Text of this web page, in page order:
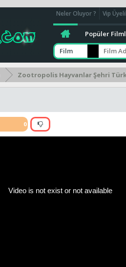
Neler Oluyor ? Vip
Popüler
Film
Zootropolis Hayvanlar Şehri
0